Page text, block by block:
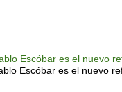
Escóbar es el nuevo
Escóbar es el nuevo